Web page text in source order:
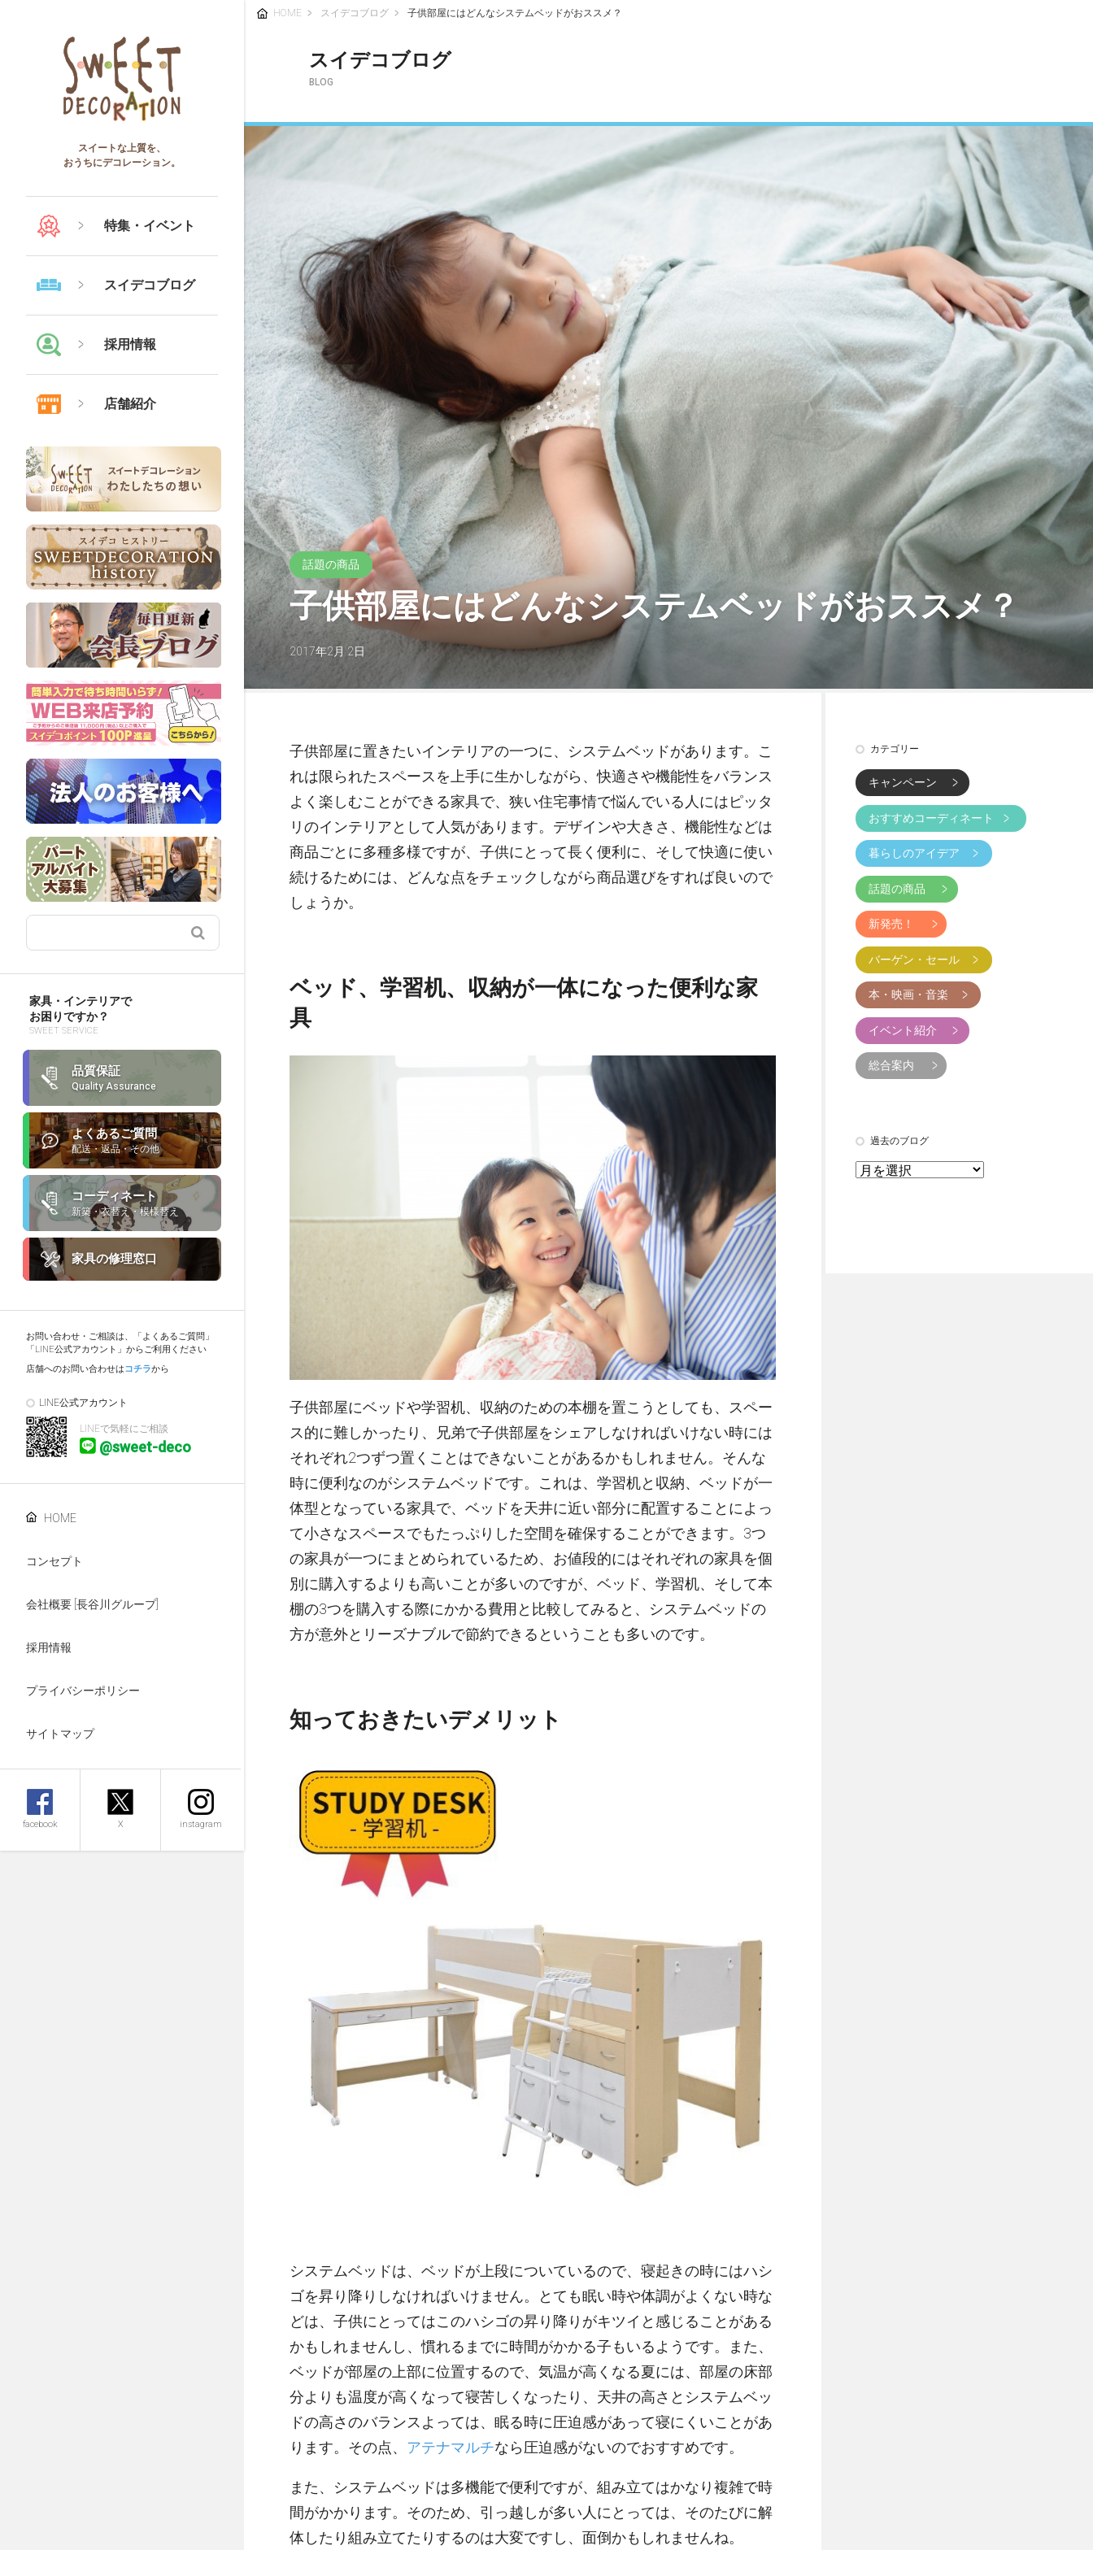
スイートな上質を、
おうちにデコレーション。
特集・イベント
スイデコブログ
採用情報
店舗紹介
家具・インテリアで
お困りですか？
SWEET SERVICE
品質保証
Quality Assurance
よくあるご質問
配送・返品・その他
コーディネート
新築・衣替え・模様替え
家具の修理窓口
お問い合わせ・ご相談は、「よくあるご質問」
「LINE公式アカウント」からご利用ください
店舗へのお問い合わせはコチラから
LINE公式アカウント
LINEで気軽にご相談
@sweet-deco
HOME
コンセプト
会社概要 [長谷川グループ]
採用情報
プライバシーポリシー
サイトマップ
facebook X instagram
HOME スイデコブログ 子供部屋にはどんなシステムベッドがおススメ？
スイデコブログ
BLOG
話題の商品
子供部屋にはどんなシステムベッドがおススメ？
2017年2月 2日
子供部屋に置きたいインテリアの一つに、システムベッドがあります。こ
れは限られたスペースを上手に生かしながら、快適さや機能性をバランス
よく楽しむことができる家具で、狭い住宅事情で悩んでいる人にはピッタ
リのインテリアとして人気があります。デザインや大きさ、機能性などは
商品ごとに多種多様ですが、子供にとって長く便利に、そして快適に使い
続けるためには、どんな点をチェックしながら商品選びをすれば良いので
しょうか。
ベッド、学習机、収納が一体になった便利な家
具
子供部屋にベッドや学習机、収納のための本棚を置こうとしても、スペー
ス的に難しかったり、兄弟で子供部屋をシェアしなければいけない時には
それぞれ2つずつ置くことはできないことがあるかもしれません。そんな
時に便利なのがシステムベッドです。これは、学習机と収納、ベッドが一
体型となっている家具で、ベッドを天井に近い部分に配置することによっ
て小さなスペースでもたっぷりした空間を確保することができます。3つ
の家具が一つにまとめられているため、お値段的にはそれぞれの家具を個
別に購入するよりも高いことが多いのですが、ベッド、学習机、そして本
棚の3つを購入する際にかかる費用と比較してみると、システムベッドの
方が意外とリーズナブルで節約できるということも多いのです。
知っておきたいデメリット
システムベッドは、ベッドが上段についているので、寝起きの時にはハシ
ゴを昇り降りしなければいけません。とても眠い時や体調がよくない時な
どは、子供にとってはこのハシゴの昇り降りがキツイと感じることがある
かもしれませんし、慣れるまでに時間がかかる子もいるようです。また、
ベッドが部屋の上部に位置するので、気温が高くなる夏には、部屋の床部
分よりも温度が高くなって寝苦しくなったり、天井の高さとシステムベッ
ドの高さのバランスよっては、眠る時に圧迫感があって寝にくいことがあ
ります。その点、 アテナマルチなら圧迫感がないのでおすすめです。
また、システムベッドは多機能で便利ですが、組み立てはかなり複雑で時
間がかかります。そのため、引っ越しが多い人にとっては、そのたびに解
体したり組み立てたりするのは大変ですし、面倒かもしれませんね。
カテゴリー
キャンペーン
おすすめコーディネート
暮らしのアイデア
話題の商品
新発売！
バーゲン・セール
本・映画・音楽
イベント紹介
総合案内
過去のブログ